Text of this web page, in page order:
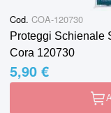
Cod. COA-120730
Proteggi Schienale
Cora 120730
5,90 €